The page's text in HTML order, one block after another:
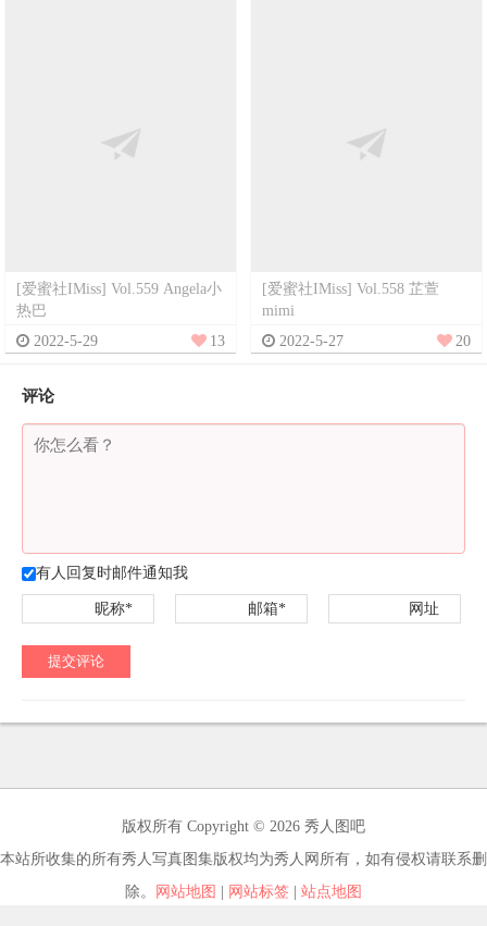
[爱蜜社IMiss] Vol.559 Angela小
热巴
2022-5-29
13
[爱蜜社IMiss] Vol.558 芷萱
mimi
2022-5-27
20
评论
有人回复时邮件通知我
昵称* 邮箱* 网址
提交评论
版权所有 Copyright © 2026 秀人图吧
本站所收集的所有秀人写真图集版权均为秀人网所有，如有侵权请联系删
除。
网站地图 网站标签 站点地图